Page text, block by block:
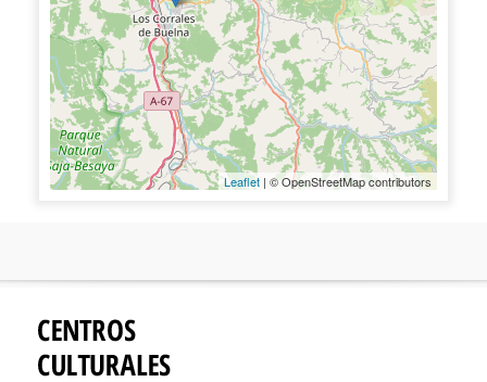
Leaflet | © OpenStreetMap contributors